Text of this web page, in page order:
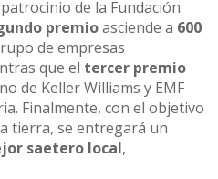
de la Fundación
premioasciende a 600
de empresas
que el tercer premio
de Keller Williams y EMF
Finalmente, con el objetivo
tierra, se entregará un
saetero local,